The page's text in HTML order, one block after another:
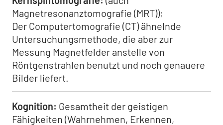
Magnetresonanztomografie (MRT));
Der Computertomografie (CT) ähnelnde
Untersuchungsmethode, die aber zur
Messung Magnetfelder anstelle von
Röntgenstrahlen benutzt und noch genauere
Bilder liefert.
Kognition Gesamtheit der geistigen
Fähigkeiten (Wahrnehmen, Erkennen,